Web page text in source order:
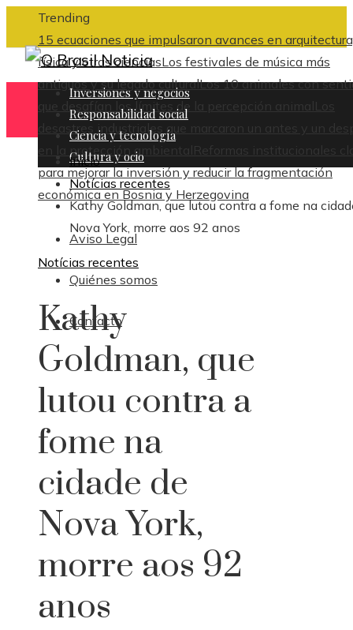
Trending
15 ecuaciones que impulsaron avances en
física y otras cienciasLos festivales de música más
antiguos y su legado culturalLos 10 animales con
que desafían los límites de la percepción animal
Los
desastres industriales que marcaron un antes y un
en la protección ambiental
Reformas institucionales
para mejorar la inversión y reducir la fragmentación
económica en Bosnia y Herzegovina
Aviso Legal
Quiénes somos
Contacto
Inversiones y negocios
Responsabilidad social
Ciencia y tecnología
Cultura y ocio
Inicio
Notícias recentes
Kathy Goldman, que lutou contra a fome na
Nova York, morre aos 92 anos
Notícias recentes
Kathy
Goldman, que
lutou contra a
fome na
cidade de
Nova York,
morre aos 92
anos